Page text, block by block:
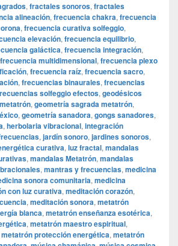
, fractales sonoros, fractales
alineación, frecuencia chakra, frecuencia
, frecuencia curativa solfeggio,
elevación, frecuencia equilibrio,
galáctica, frecuencia integración,
frecuencia multidimensional, frecuencia plexo
, frecuencia raíz, frecuencia sacro,
, frecuencias binaurales, frecuencias
solfeggio efectos, geodésicos
, geometría sagrada metatrón,
, geometría sanadora, gongs sanadores,
, herbolaria vibracional, integración
, jardín sonoro, jardines sonoros,
curativa, luz fractal, mandalas
, mandalas Metatrón, mandalas
, mantras y frecuencias, medicina
sonora comunitaria, medicina
con luz curativa, meditación corazón,
, meditación sonora, metatrón
blanca, metatrón enseñanza esotérica,
, metatrón maestro espiritual,
metatrón protección energética, metatrón